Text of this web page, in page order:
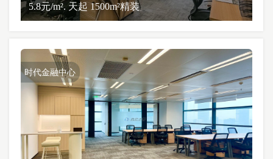
5.8元/m². 天起 1500m²精装
时代金融中心